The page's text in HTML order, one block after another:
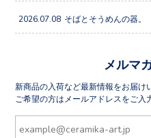
2026.07.08 そばとそうめんの器。
メルマ
新商品の入荷など最新情報をお届け
ご希望の方はメールアドレスをご入